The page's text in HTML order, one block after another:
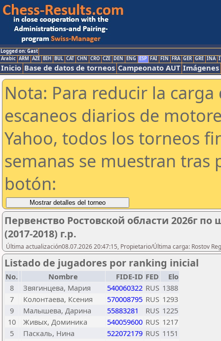
Logged on: Gast
Arabic ARM AZE BIH BUL CAT CHN CRO CZE DEN ENG ESP FAI FIN FRA GER GRE INA
Inicio Base de datos de torneos Campeonato AUT Imágenes
Nota: Para reducir la
escaneos diarios de
Yahoo, todos los torneos
semanas se muestran tras
botón:
Первенство Ростовской области 2026г
(2017-2018) г.р.
Última actualización08.07.2026 20:47:15, Propietario/Última carga: Rostov
Listado de jugadores por ranking inicial
No. Nombre FIDE-ID FED
Elo
8
Звягинцева, Мария 540060322 RUS 1388
7
Колонтаева, Ксения 570008795 RUS 1293
9
Малышева, Дарина 55883281 RUS 1225
10
Живых, Доминика 540059600 RUS 1217
5
Паскаль, Нина 522072179 RUS 1151